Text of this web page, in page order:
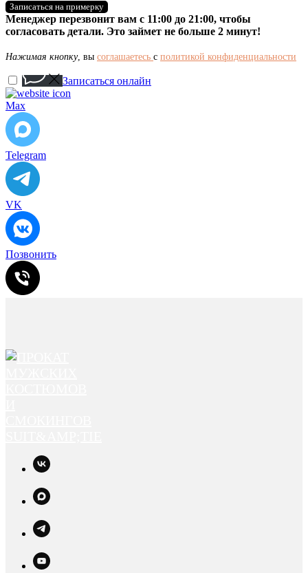
Записаться на примерку
Менеджер перезвонит вам с 11:00 до 21:00, чтобы
согласовать детали. Это займет не больше 2 минут!
Нажимая кнопку, вы соглашаетесь с политикой конфиденциальности
Записаться онлайн
Max
Telegram
VK
Позвонить